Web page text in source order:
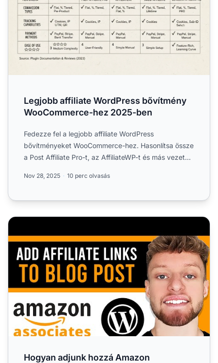
Legjobb affiliate WordPress bővítmény
WooCommerce-hez 2025-ben
Fedezze fel a legjobb affiliate WordPress
bővítményeket WooCommerce-hez. Hasonlítsa össze
a Post Affiliate Pro-t, az AffiliateWP-t és más vezető
Nov 28, 2025 10 perc olvasás
Hogyan adjunk hozzá Amazon partnerprogramot
Hogyan adjunk hozzá Amazon